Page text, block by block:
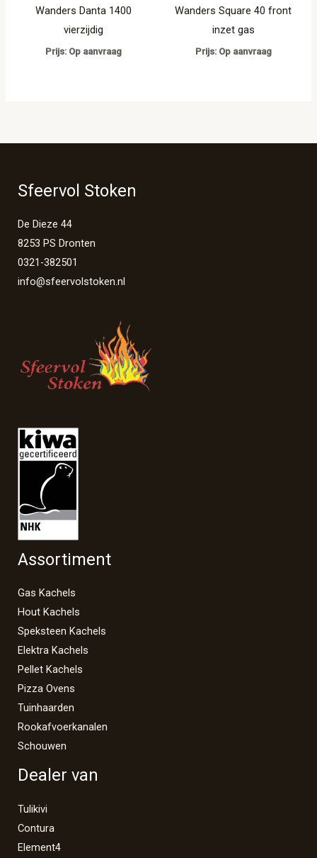
Wanders Danta 1400
vierzijdig
Prijs: Op aanvraag
Wanders Square 40 front
inzet gas
Prijs: Op aanvraag
Sfeervol Stoken
De Dieze 44
8253 PS Dronten
0321-382501
info@sfeervolstoken.nl
Assortiment
Gas Kachels
Hout Kachels
Speksteen Kachels
Elektra Kachels
Pellet Kachels
Pizza Ovens
Tuinhaarden
Rookafvoerkanalen
Schouwen
Dealer van
Tulikivi
Contura
Element4